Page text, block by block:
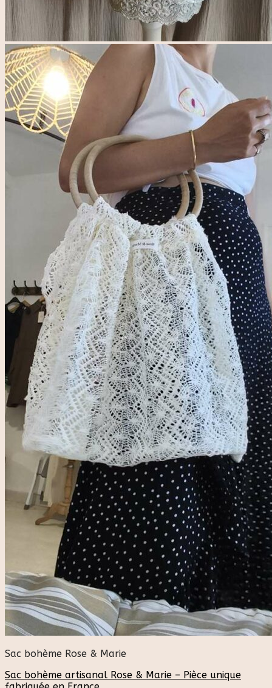
Sac bohème Rose & Marie
Sac bohème artisanal Rose & Marie – Pièce unique